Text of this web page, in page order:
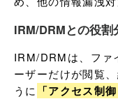
IRM/DRMとの役
IRM/DRMは、ファ
ーザーだけが閲覧
うに
「アクセス制